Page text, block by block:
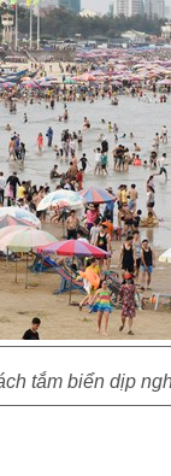
tắm biển dịp